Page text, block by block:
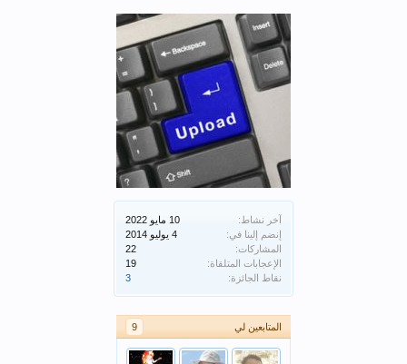
آخر نشاط:
إنضم إلينا في:
المشاركات:
22
الإعجابات المتلقاة:
19
نقاط الجائزة:
3
المتابعين لي 9